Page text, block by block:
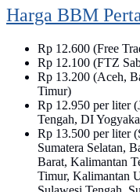
Harga BBM
Rp 12.600 (Free
Rp 12.100 (FTZ
Rp 13.200 (Aceh,
Timur)
Rp 12.950 per liter
Tengah, DI
Rp 13.500 per liter
Sumatera Selatan,
Barat, Kalimantan
Timur, Kalimantan